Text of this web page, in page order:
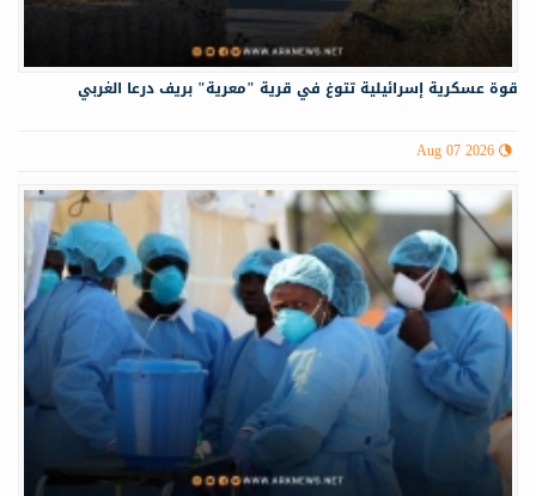
قوة عسكرية إسرائيلية تتوغ في قرية "معرية" بريف درعا الغربي
Aug 07 2026